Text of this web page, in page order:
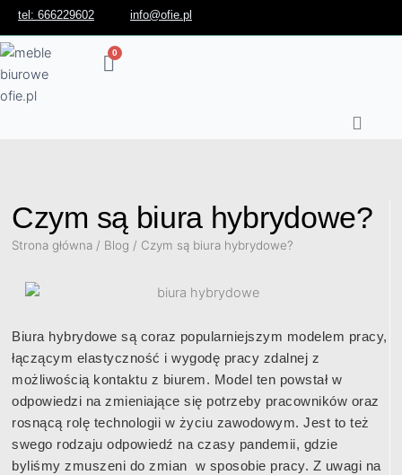
Przejdź
tel: 666229602 info@ofie.pl
0
Wózek
Czym są biura hybrydowe?
Strona główna / Blog / Czym są biura hybrydowe?
Biura hybrydowe są coraz popularniejszym modelem pracy,
łączącym elastyczność i wygodę pracy zdalnej z
możliwością kontaktu z biurem. Model ten powstał w
odpowiedzi na zmieniające się potrzeby pracowników oraz
rosnącą rolę technologii w życiu zawodowym. Jest to też
swego rodzaju odpowiedź na czasy pandemii, gdzie
byliśmy zmuszeni do zmian w sposobie pracy. Z uwagi na